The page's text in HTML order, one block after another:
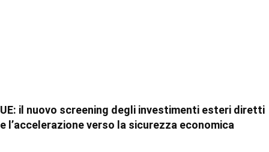
UE: il nuovo screening degli investimenti esteri diretti
e l’accelerazione verso la sicurezza economica